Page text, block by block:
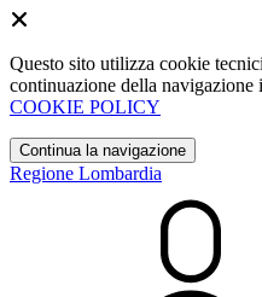
Questo sito utilizza cookie
continuazione della navigazione
COOKIE POLICY
Continua la navigazione
Regione Lombardia